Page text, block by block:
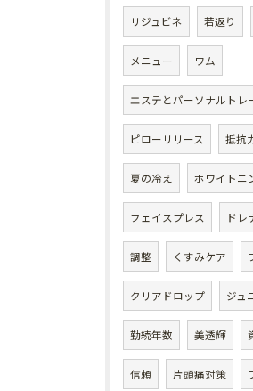
リジュビネ 若返り
メニュー ワム
エステとパーソナルトレ
ピローリリース 抵抗
夏の冷え ホワイトニ
フェイスプレス ドレ
調整 くすみケア
クリアドロップ ジュ
勤続年数 美透輝
信頼 片頭痛対策